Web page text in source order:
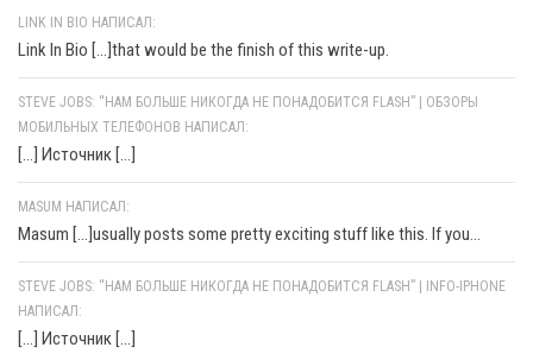
LINK IN BIO НАПИСАЛ:
Link In Bio [...]that would be the finish of this write-up.
STEVE JOBS: “НАМ БОЛЬШЕ НИКОГДА НЕ ПОНАДОБИТСЯ FLASH” | ОБЗОРЫ
МОБИЛЬНЫХ ТЕЛЕФОНОВ НАПИСАЛ:
[…] Источник […]
MASUM НАПИСАЛ:
Masum [...]usually posts some pretty exciting stuff like this. If you...
STEVE JOBS: “НАМ БОЛЬШЕ НИКОГДА НЕ ПОНАДОБИТСЯ FLASH” | INFO-IPHONE
НАПИСАЛ:
[…] Источник […]